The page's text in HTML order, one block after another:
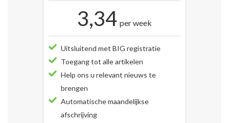
3,34 per week
Uitsluitend met BIG registratie
Toegang tot alle artikelen
Help ons u relevant nieuws te
brengen
Automatische maandelijkse
afschrijving